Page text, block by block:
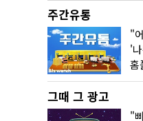
주간유통
그때 그 광고